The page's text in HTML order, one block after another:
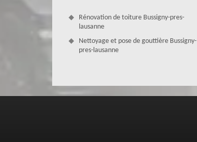
Rénovation de toiture Bussigny-pres-
lausanne
Nettoyage et pose de gouttière Bussigny-
pres-lausanne